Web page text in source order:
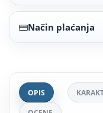
Način plaćanja
OPIS